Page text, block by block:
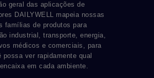
geral das aplicações de
DAILYWELL mapeia nossas
famílias de produtos para
industrial, transporte, energia,
médicos e comerciais, para
possa ver rapidamente qual
em cada ambiente.